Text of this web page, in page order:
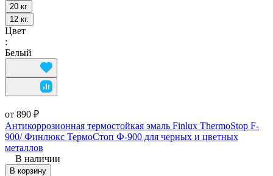
20 кг
12 кг.
Цвет
:
Белый
от 890 ₽
Антикоррозионная термостойкая эмаль Finlux ThermoStop F-
900/ Финлюкс ТермоСтоп Ф-900 для черных и цветных
металлов
В наличии
В корзину